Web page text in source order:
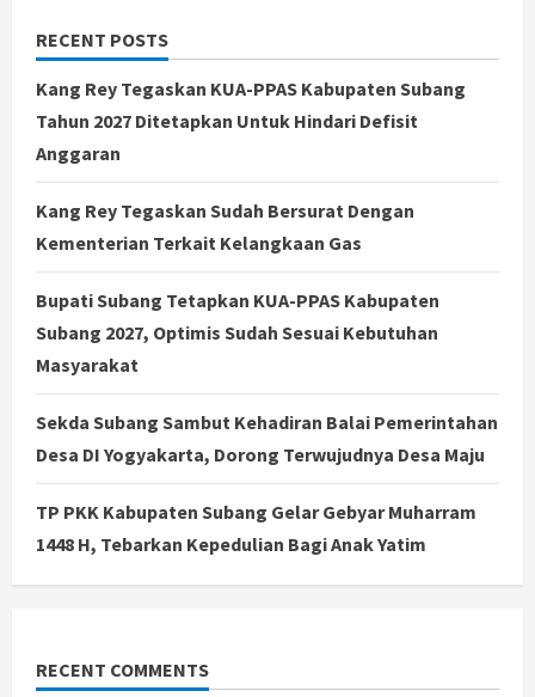
RECENT POSTS
Kang Rey Tegaskan KUA-PPAS Kabupaten Subang
Tahun 2027 Ditetapkan Untuk Hindari Defisit
Anggaran
Kang Rey Tegaskan Sudah Bersurat Dengan
Kementerian Terkait Kelangkaan Gas
Bupati Subang Tetapkan KUA-PPAS Kabupaten
Subang 2027, Optimis Sudah Sesuai Kebutuhan
Masyarakat
Sekda Subang Sambut Kehadiran Balai Pemerintahan
Desa DI Yogyakarta, Dorong Terwujudnya Desa Maju
TP PKK Kabupaten Subang Gelar Gebyar Muharram
1448 H, Tebarkan Kepedulian Bagi Anak Yatim
RECENT COMMENTS